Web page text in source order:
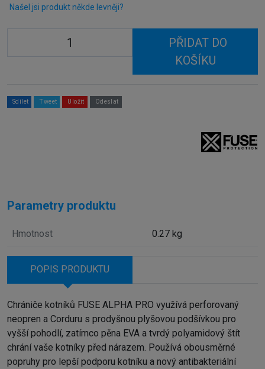
Našel jsi produkt někde levněji?
PŘIDAT DO
KOŠÍKU
Sdílet Tweet Uložit Odeslat
Parametry produktu
Hmotnost 0.27 kg
POPIS PRODUKTU
Chrániče kotníků FUSE ALPHA PRO využívá perforovaný
neopren a Corduru s prodyšnou plyšovou podšívkou pro
vyšší pohodlí, zatímco pěna EVA a tvrdý polyamidový štít
chrání vaše kotníky před nárazem. Používá obousměrné
popruhy pro lepší podporu kotníku a nový antibakteriální